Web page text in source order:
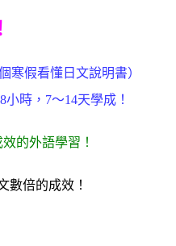
寒假看懂日文說明書）
8小時， 7～14天學成！
的外語學習！
數倍的成效！